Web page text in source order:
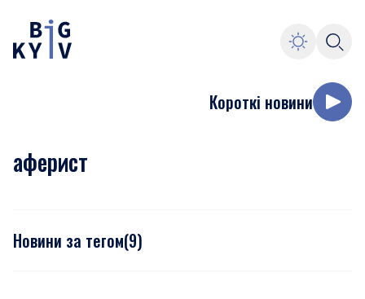
Короткі новини
аферист
Новини за тегом(9)